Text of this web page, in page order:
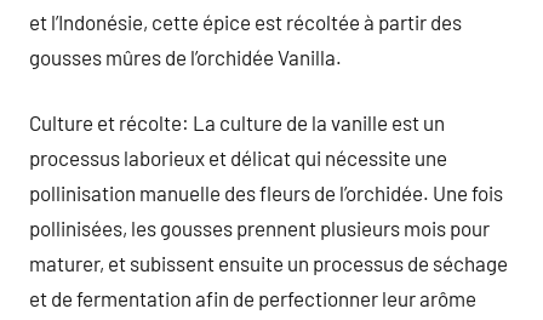
et l’Indonésie, cette épice est récoltée à partir des
gousses mûres de l’orchidée Vanilla.
Culture et récolte: La culture de la vanille est un
processus laborieux et délicat qui nécessite une
pollinisation manuelle des fleurs de l’orchidée. Une fois
pollinisées, les gousses prennent plusieurs mois pour
maturer, et subissent ensuite un processus de séchage
et de fermentation afin de perfectionner leur arôme